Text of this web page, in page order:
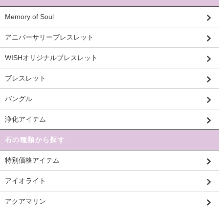
Memory of Soul
アニバーサリーブレスレット
WISHオリジナルブレスレット
ブレスレット
バングル
浄化アイテム
石の種類から探す
特別価格アイテム
アイオライト
アクアマリン